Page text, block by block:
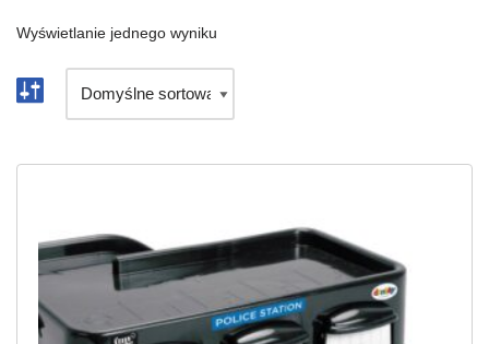
Wyświetlanie jednego wyniku